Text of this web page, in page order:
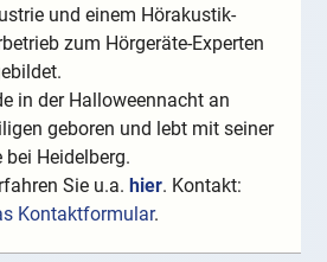
und einem Hörakustik-
zum Hörgeräte-Experten
in der Halloweennacht an
geboren und lebt mit seiner
bei Heidelberg.
Sie u.a.hier. Kontakt:
Kontaktformular.